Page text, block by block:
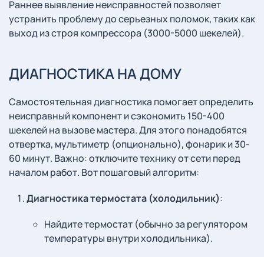
Раннее выявление неисправностей позволяет
устранить проблему до серьезных поломок, таких как
выход из строя компрессора (3000-5000 шекелей).
ДИАГНОСТИКА НА ДОМУ
Самостоятельная диагностика помогает определить
неисправный компонент и сэкономить 150-400
шекелей на вызове мастера. Для этого понадобятся
отвертка, мультиметр (опционально), фонарик и 30-
60 минут. Важно: отключите технику от сети перед
началом работ. Вот пошаговый алгоритм:
Диагностика термостата (холодильник):
Найдите термостат (обычно за регулятором
температуры внутри холодильника).